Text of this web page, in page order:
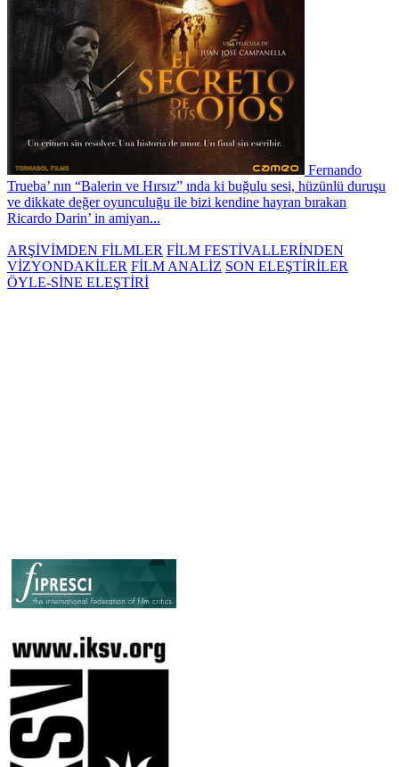
Fernando
Trueba’ nın “Balerin ve Hırsız” ında ki buğulu sesi, hüzünlü duruşu
ve dikkate değer oyunculuğu ile bizi kendine hayran bırakan
Ricardo Darin’ in amiyan...
ARŞİVİMDEN FİLMLER FİLM FESTİVALLERİNDEN
VİZYONDAKİLER FİLM ANALİZ SON ELEŞTİRİLER
ÖYLE-SİNE ELEŞTİRİ